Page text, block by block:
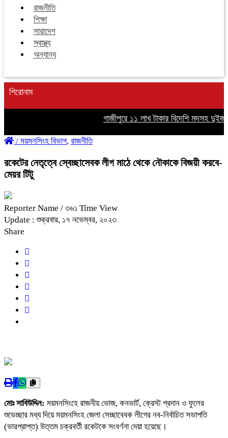
রাজনীতি
শিক্ষা
সারাদেশ
স্বাস্থ্য
অন্যান্য
শিরোনাম
গাজীপুরে ১১ লাখ টাকার বিদেশি মদসহ দুইজন
/ ময়মনসিংহ বিভাগ, রাজনীতি
রকেটের নেতৃত্বে স্বেচ্ছাসেবক লীগ মাঠে থেকে নৌকাকে বিজয়ী করবে-
মেয়র টিটু
Reporter Name / ৩৬১ Time View
Update : শুক্রবার, ১৭ নভেম্বর, ২০২৩
Share
মোঃ সাবিউদ্দিন: ময়মনসিংহে রাজনীয় ভোজ, কনভার্ট, ক্রেস্ট প্রদান ও ফুলের
শুভেচ্ছার মধ্য দিয়ে ময়মনসিংহ জেলা সেচ্ছাবেবক লীগের নব-নির্বাচিত সভাপতি
(ভারপ্রাপ্ত) উত্তম চক্রবর্তী রকেটকে সংবর্ণনা দেয়া হয়েছে।